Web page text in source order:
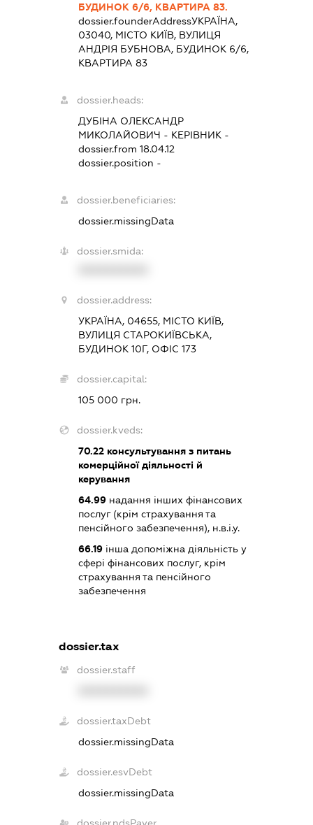
БУДИНОК 6/6, КВАРТИРА 83.
dossier.founderAddressУКРАЇНА,
03040, МІСТО КИЇВ, ВУЛИЦЯ
АНДРІЯ БУБНОВА, БУДИНОК 6/6,
КВАРТИРА 83
dossier.heads:
ДУБІНА ОЛЕКСАНДР
МИКОЛАЙОВИЧ - КЕРІВНИК -
dossier.from 18.04.12
dossier.position -
dossier.beneficiaries:
dossier.missingData
dossier.smida:
dossier.address:
УКРАЇНА, 04655, МІСТО КИЇВ,
ВУЛИЦЯ СТАРОКИЇВСЬКА,
БУДИНОК 10Г, ОФІС 173
dossier.capital:
105 000 грн.
dossier.kveds:
70.22консультування з питань
комерційної діяльності й
керування
64.99надання інших фінансових
послуг (крім страхування та
пенсійного забезпечення), н.в.і.у.
66.19інша допоміжна діяльність у
сфері фінансових послуг, крім
страхування та пенсійного
забезпечення
dossier.tax
dossier.staff
dossier.taxDebt
dossier.missingData
dossier.esvDebt
dossier.missingData